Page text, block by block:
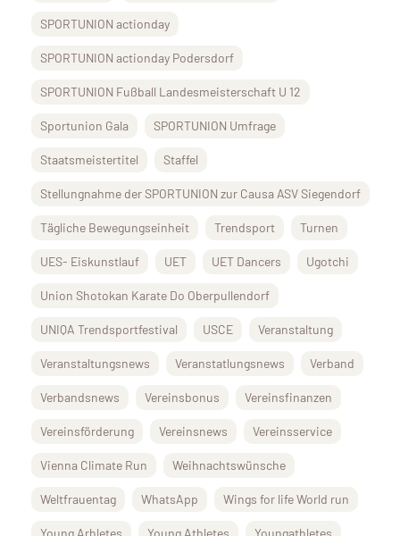
SPORTUNION actionday
SPORTUNION actionday Podersdorf
SPORTUNION Fußball Landesmeisterschaft U 12
Sportunion Gala SPORTUNION Umfrage
Staatsmeistertitel Staffel
Stellungnahme der SPORTUNION zur Causa ASV Siegendorf
Tägliche Bewegungseinheit Trendsport Turnen
UES- Eiskunstlauf UET UET Dancers Ugotchi
Union Shotokan Karate Do Oberpullendorf
UNIQA Trendsportfestival USCE Veranstaltung
Veranstaltungsnews Veranstatlungsnews Verband
Verbandsnews Vereinsbonus Vereinsfinanzen
Vereinsförderung Vereinsnews Vereinsservice
Vienna Climate Run Weihnachtswünsche
Weltfrauentag WhatsApp Wings for life World run
Young Arhletes Young Athletes Youngathletes